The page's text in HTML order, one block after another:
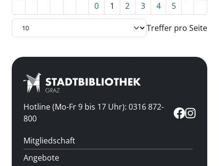
0
1
2
3
4
5
Treffer pro Seite
Hotline (Mo-Fr 9 bis 17 Uhr): 0316 872-
800
Mitgliedschaft
Angebote